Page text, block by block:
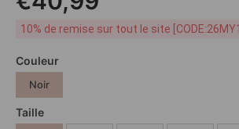
10% de remise sur tout le site
Couleur
Noir
Taille